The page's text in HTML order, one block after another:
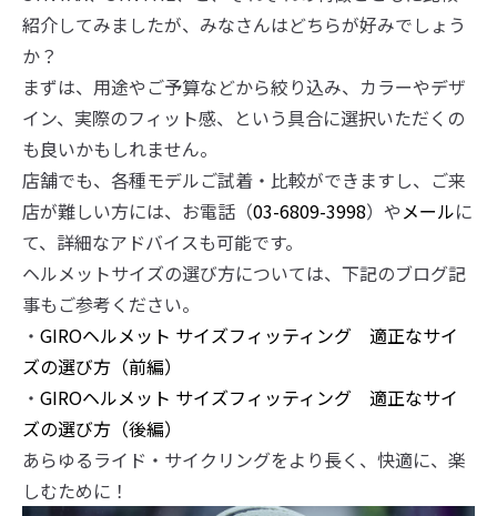
紹介してみましたが、みなさんはどちらが好みでしょう
か？
まずは、用途やご予算などから絞り込み、カラーやデザ
イン、実際のフィット感、という具合に選択いただくの
も良いかもしれません。
店舗でも、各種モデルご試着・比較ができますし、ご来
店が難しい方には、お電話（03-6809-3998）やメールに
て、詳細なアドバイスも可能です。
ヘルメットサイズの選び方については、下記のブログ記
事もご参考ください。
・ GIROヘルメット サイズフィッティング 適正なサイ
ズの選び方（前編）
・ GIROヘルメット サイズフィッティング 適正なサイ
ズの選び方（後編）
あらゆるライド・サイクリングをより長く、快適に、楽
しむために！